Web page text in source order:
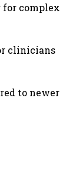
for complex
clinicians
to newer